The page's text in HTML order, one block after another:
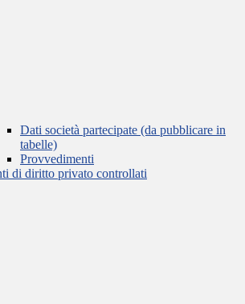
Dati società partecipate (da pubblicare in
tabelle)
Provvedimenti
di diritto privato controllati